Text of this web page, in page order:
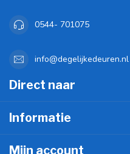
0544- 701075
info@degelijkedeuren.nl
Direct naar
Informatie
Mijn account